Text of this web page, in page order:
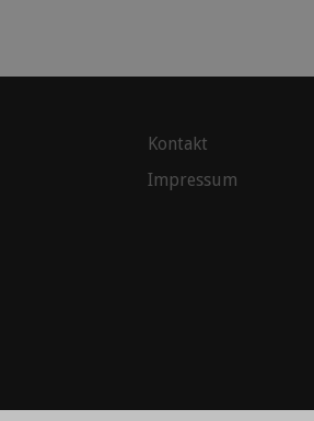
Kontakt
Impressum